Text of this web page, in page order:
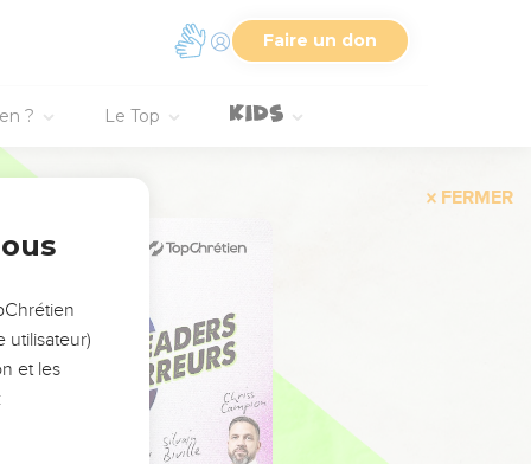
Faire un don
? Le Top
FERMER
utilisateur)
et les